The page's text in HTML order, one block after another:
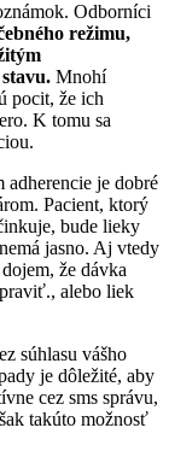
Odborníci
režimu,
Mnohí
pocit, že ich
K tomu sa
je dobré
Pacient, ktorý
bude lieky
jasno. Aj vtedy
že dávka
alebo liek
súhlasu vášho
je dôležité, aby
cez sms správu,
takúto možnosť